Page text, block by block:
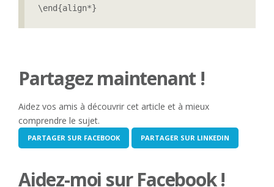
\end{align*}
Partagez maintenant !
Aidez vos amis à découvrir cet article et à mieux
comprendre le sujet.
PARTAGER SUR FACEBOOK PARTAGER SUR LINKEDIN
Aidez-moi sur Facebook !